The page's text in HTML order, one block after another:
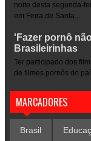
noite desta segunda-
em Feira de Santa...
'Fazer pornô
Brasileirinhas
Ter participado dos
de filmes pornôs do
MARCADORES
Brasil